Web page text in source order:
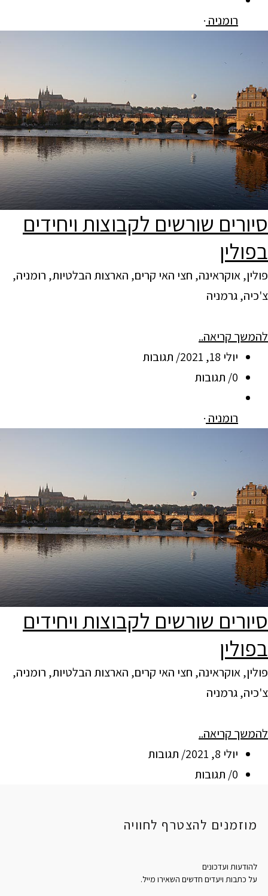
רומניה ·
סיורים שורשים לקבוצות ויחידים
בפולין
פולין, אוקראינה, חצי האי קרים, הארצות הבלטיות, רומניה,
צ'כיה, גרמניה
להמשך קריאה..
יולי 18, 2021/ תגובות
0/ תגובות
רומניה ·
סיורים שורשים לקבוצות ויחידים
בפולין
פולין, אוקראינה, חצי האי קרים, הארצות הבלטיות, רומניה,
צ'כיה, גרמניה
להמשך קריאה..
יולי 8, 2021/ תגובות
0/ תגובות
מוזמנים להצטרף לחוויה
להודעות ועדכונים
על כתבות ויעדים חדשים השאירו מייל.